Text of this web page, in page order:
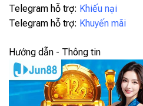
Telegram hỗ trợ: Khiếu nại
Telegram hỗ trợ: Khuyến mãi
Hướng dẫn - Thông tin